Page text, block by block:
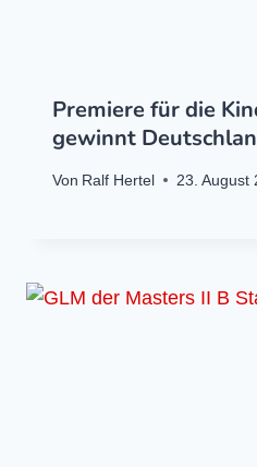
Premiere für die
gewinnt
Von Ralf Hertel 23. August